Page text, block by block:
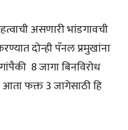
असणारी भांडगावची
दोन्ही पॅनल प्रमुखांना
8 जागा बिनविरोध
फक्त 3 जागेसाठी हि